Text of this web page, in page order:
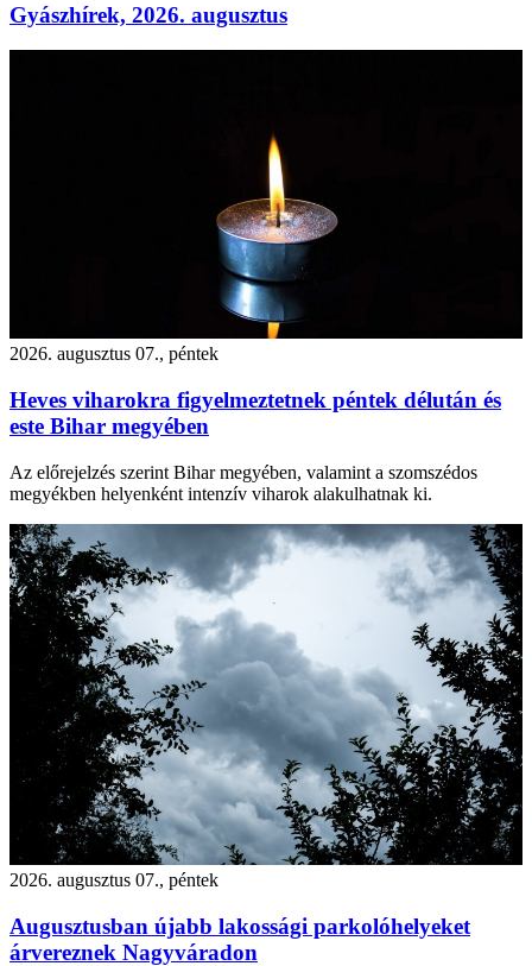
Gyászhírek, 2026. augusztus
2026. augusztus 07., péntek
Heves viharokra figyelmeztetnek péntek délután és
este Bihar megyében
Az előrejelzés szerint Bihar megyében, valamint a szomszédos
megyékben helyenként intenzív viharok alakulhatnak ki.
2026. augusztus 07., péntek
Augusztusban újabb lakossági parkolóhelyeket
árvereznek Nagyváradon